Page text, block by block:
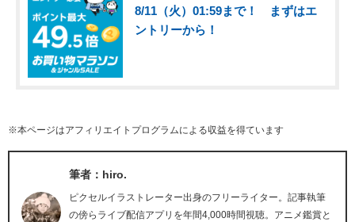
8/11（火）01:59まで！ まずはエ
ントリーから！
※本ページはアフィリエイトプログラムによる収益を得ています
筆者：hiro.
ピクセルイラストレーター出身のフリーライター。記事執筆
の傍らライブ配信アプリを年間4,000時間視聴。アニメ鑑賞と